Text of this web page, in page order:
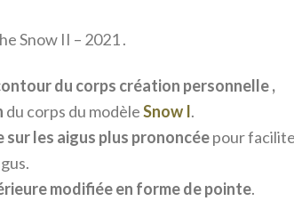
Snow II – 2021 .
du corps création personnelle ,
du corps du modèleSnow I.
sur les aigus plus prononcéepour
modifiée en forme de pointe.